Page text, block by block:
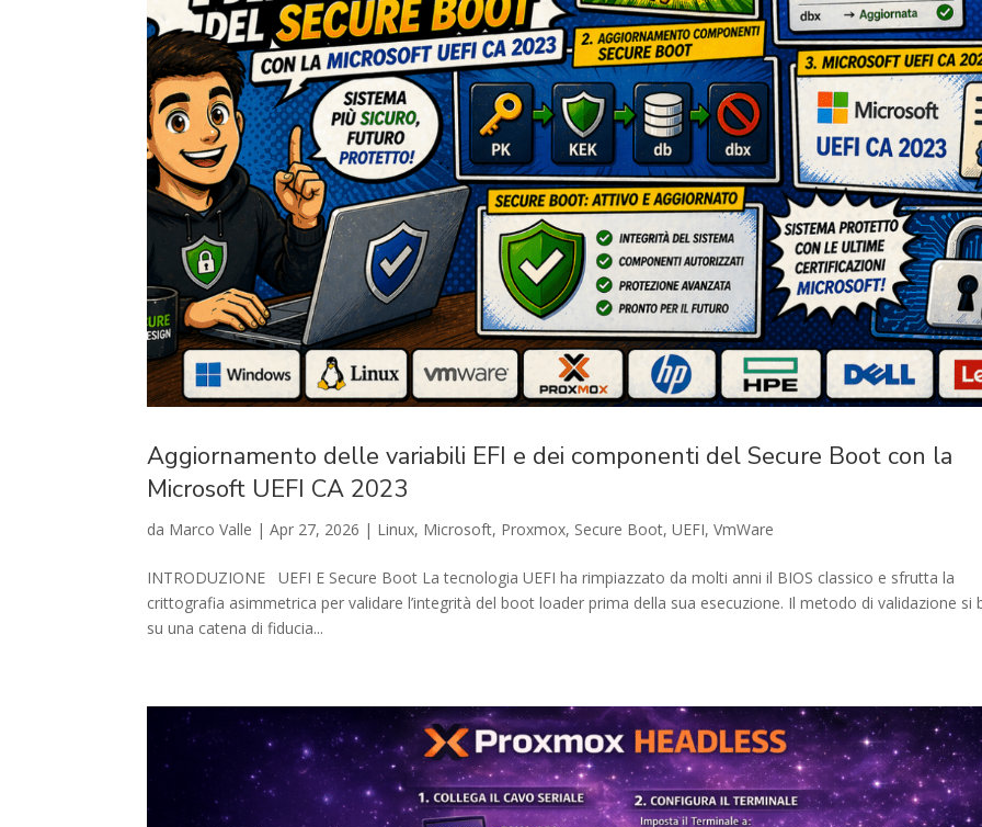
Aggiornamento delle variabili EFI e dei componenti del Secure Boot con la
Microsoft UEFI CA 2023
da Marco Valle |Apr 27, 2026 | Linux, Microsoft, Proxmox, Secure Boot,UEFI,VmWare
INTRODUZIONE UEFI E Secure Boot La tecnologia UEFI ha rimpiazzato da molti anni il BIOS classico e sfrutta la
crittografia asimmetrica per validare l’integrità del boot loader prima della sua esecuzione. Il metodo di validazione si
su una catena di fiducia...